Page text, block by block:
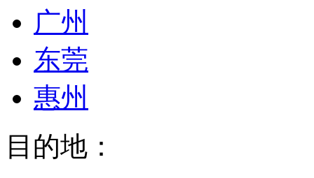
广州
东莞
惠州
目的地：